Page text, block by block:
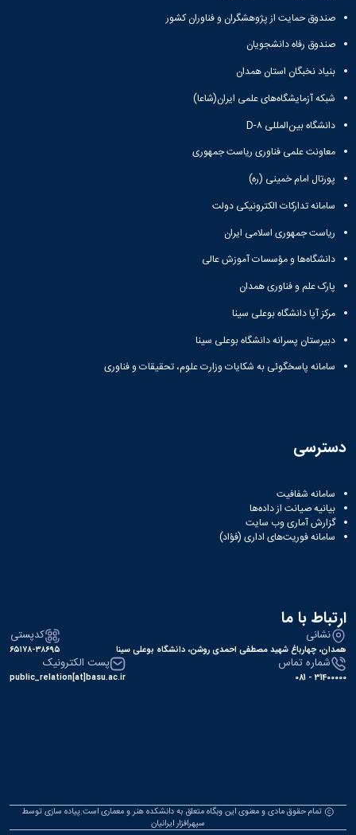
صندوق حمایت از پژوهشگران و فناوران کشور
صندوق رفاه دانشجویان
بنیاد نخبگان استان همدان
شبکه آزمایشگاه‌های علمی ایران(شاعا)
دانشگاه بین‌المللی D-۸
معاونت علمی فناوری ریاست جمهوری
پورتال امام خمینی (ره)
سامانه تدارکات الکترونیکی دولت
ریاست جمهوری اسلامی ایران
دانشگاه‌ها و مؤسسات آموزش عالی
پارک علم و فناوری همدان
مرکز آپا دانشگاه بوعلی سینا
دبیرستان پسرانه دانشگاه بوعلی سینا
سامانه پاسخگوئی به شکایات وزارت علوم، تحقیقات و فناوری
دسترسی
سامانه شفافیت
بیانیه صیانت از داده‌ها
گزارش آماری وب‌ سایت
سامانه فوریت‌های اداری (فؤاد)
ارتباط با ما
نشانی
همدان، چهارباغ شهید مصطفی احمدی روشن، دانشگاه بوعلی سینا
کدپستی
۶۵۱۷۸-۳۸۶۹۵
شماره تماس
31400000 - 081
پست الکترونیک
public_relation[at]basu.ac.ir
تمام حقوق مادی و معنوی این وبگاه متعلق به دانشکده هنر و معماری است.پیاده سازی توسط
سپهرافزار ایرانیان